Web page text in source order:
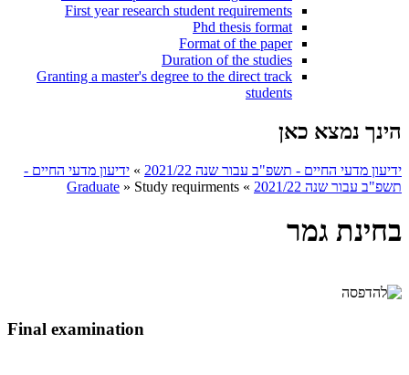
First year research student requirements
Phd thesis format
Format of the paper
Duration of the studies
Granting a master's degree to the direct track
students
הינך נמצא כאן
ידיעון מדעי החיים - תשפ"ב עבור שנה 2021/22 » ידיעון מדעי החיים -
תשפ"ב עבור שנה 2021/22
»
Graduate » Study requirments
בחינת גמר
Final examination